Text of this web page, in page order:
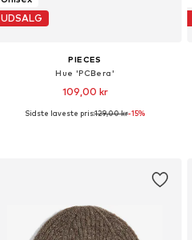
UDSALG
PIECES
Hue 'PCBera'
109,00 kr
Tilgængelige størrelser: 55-60
Sidste laveste pris:129,00 kr-15%